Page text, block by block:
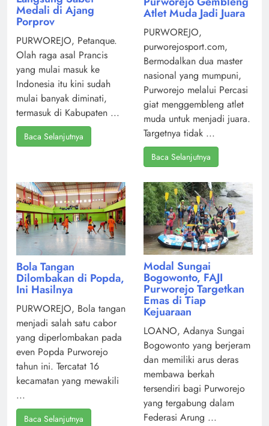
Medali di Ajang
Porprov
PURWOREJO, Petanque.
Olah raga asal Prancis
yang mulai masuk ke
Indonesia itu kini sudah
mulai banyak diminati,
termasuk di Kabupaten ...
Baca Selanjutnya
Atlet Muda Jadi Juara
PURWOREJO,
purworejosport.com,
Bermodalkan dua master
nasional yang mumpuni,
Purworejo melalui Percasi
giat menggembleng atlet
muda untuk menjadi juara.
Targetnya tidak ...
Baca Selanjutnya
Bola Tangan
Dilombakan di Popda,
Ini Hasilnya
PURWOREJO, Bola tangan
menjadi salah satu cabor
yang diperlombakan pada
even Popda Purworejo
tahun ini. Tercatat 16
kecamatan yang mewakili
...
Baca Selanjutnya
Modal Sungai
Bogowonto, FAJI
Purworejo Targetkan
Emas di Tiap
Kejuaraan
LOANO, Adanya Sungai
Bogowonto yang berjeram
dan memiliki arus deras
membawa berkah
tersendiri bagi Purworejo
yang tergabung dalam
Federasi Arung ...